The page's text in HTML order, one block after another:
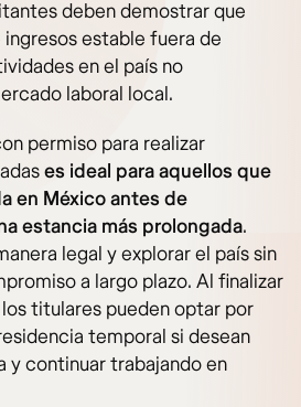
deben demostrar que
estable fuera de
en el país no
laboral local.
permiso para realizar
es ideal para aquellos que
en México antes de
estancia más prolongada.
legal y explorar el país sin
a largo plazo. Al finalizar
titulares pueden optar por
temporal si desean
y continuar trabajando en